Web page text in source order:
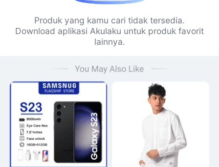
Produk yang kamu cari tidak tersedia.
Download aplikasi Akulaku untuk produk favorit
lainnya.